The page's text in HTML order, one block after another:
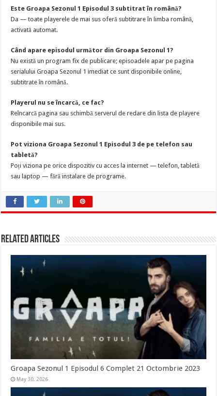
Este Groapa Sezonul 1 Episodul 3 subtitrat în română?
Da — toate playerele de mai sus oferă subtitrare în limba română,
activată automat.
Când apare episodul următor din Groapa Sezonul 1?
Nu există un program fix de publicare; episoadele apar pe pagina
serialului Groapa Sezonul 1 imediat ce sunt disponibile online,
subtitrate în română.
Playerul nu se încarcă, ce fac?
Reîncarcă pagina sau schimbă serverul de redare din lista de playere
disponibile mai sus.
Pot viziona Groapa Sezonul 1 Episodul 3 de pe telefon sau
tabletă?
Poți viziona pe orice dispozitiv cu acces la internet — telefon, tabletă
sau laptop — fără instalare de programe.
Related Articles
Groapa Sezonul 1 Episodul 6 Complet 21 Octombrie 2023
May 30, 2026